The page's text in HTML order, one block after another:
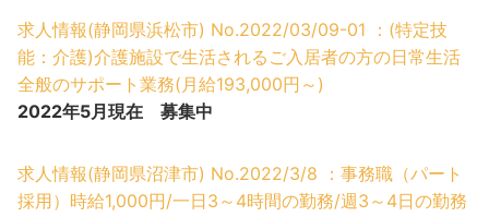
求人情報(静岡県浜松市) No.2022/03/09-01 ：(特定技
能：介護)介護施設で生活されるご入居者の方の日常生活
全般のサポート業務(月給193,000円～)
2022年5月現在 募集中
求人情報(静岡県沼津市) No.2022/3/8 ：事務職（パート
採用）時給1,000円/一日3～4時間の勤務/週3～4日の勤務